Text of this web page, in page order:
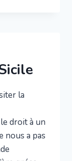
la
droit à un
nous a pas